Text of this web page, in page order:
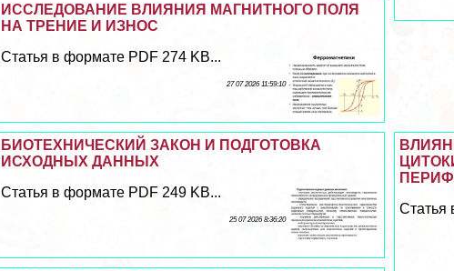
ИССЛЕДОВАНИЕ ВЛИЯНИЯ МАГНИТНОГО ПОЛЯ
НА ТРЕНИЕ И ИЗНОС
Статья в формате PDF 274 KB...
27 07 2026 11:59:10
Статья
БИОТЕХНИЧЕСКИЙ ЗАКОН И ПОДГОТОВКА
ИСХОДНЫХ ДАННЫХ
Статья в формате PDF 249 KB...
25 07 2026 8:36:20